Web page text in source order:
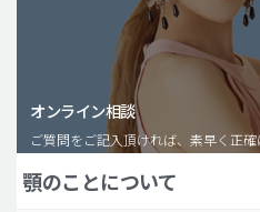
脂肪注入(アンチエイジング)
豊胸手術・バストアップ
プチ整形
オンライン相談
ご質問をご記入頂ければ、素早く正確
顎のことについて